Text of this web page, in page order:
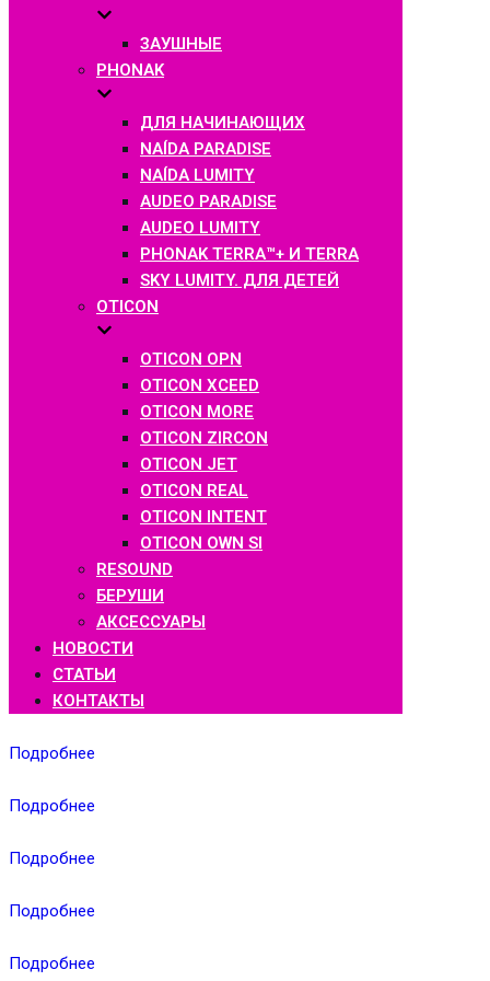
ЗАУШНЫЕ
PHONAK
ДЛЯ НАЧИНАЮЩИХ
NAÍDA PARADISE
NAÍDA LUMITY
AUDEO PARADISE
AUDEO LUMITY
PHONAK TERRA™+ И TERRA
SKY LUMITY. ДЛЯ ДЕТЕЙ
OTICON
OTICON OPN
OTICON XCEED
OTICON MORE
OTICON ZIRCON
OTICON JET
OTICON REAL
OTICON INTENT
OTICON OWN SI
RESOUND
БЕРУШИ
АКСЕССУАРЫ
НОВОСТИ
СТАТЬИ
КОНТАКТЫ
Подробнее
Подробнее
Подробнее
Подробнее
Подробнее